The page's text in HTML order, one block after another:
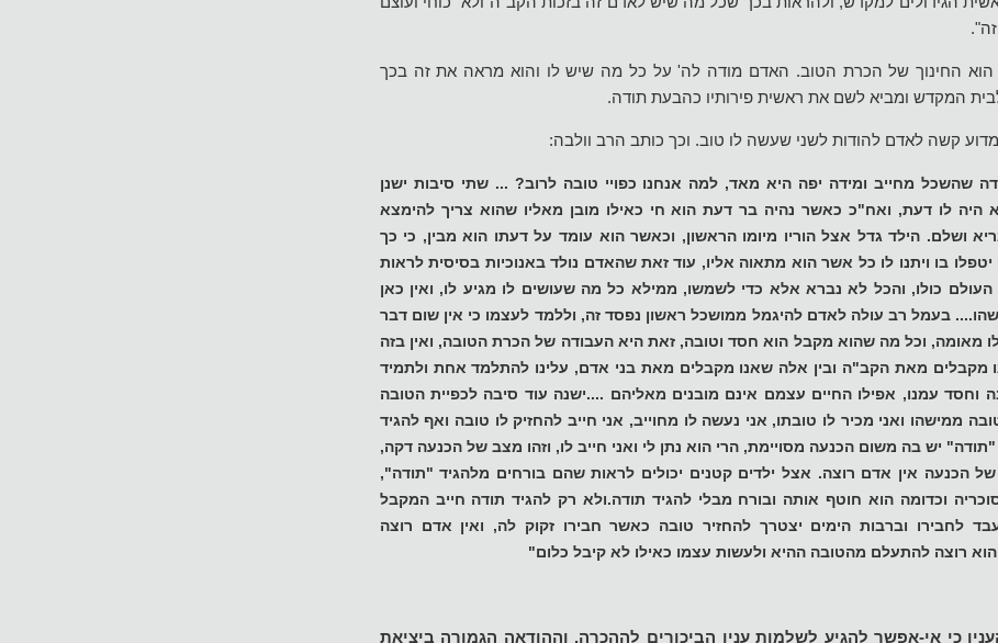
החינוך של הכרת הטוב. האדם מודה לה' על כל מה שיש לו והוא מראה את זה בכך
המקדש ומביא לשם את ראשית פירותיו כהבעת תודה.
קשה לאדם להודות לשני שעשה לו טוב. וכך כותב הרב וולבה:
שהשכל מחייב ומידה יפה היא מאד, למה אנחנו כפויי טובה לרוב? ... שתי סיבות ישנן
היה לו דעת, ואח"כ כאשר נהיה בר דעת הוא חי כאילו מובן מאליו שהוא צריך להימצא
ושלם. הילד גדל אצל הוריו מיומו הראשון, וכאשר הוא עומד על דעתו הוא מבין, כי כך
בו ויתנו לו כל אשר הוא מתאוה אליו, עוד זאת שהאדם נולד באנוכיות בסיסית לראות
כולו, והכל לא נברא אלא כדי לשמשו, ממילא כל מה שעושים לו מגיע לו, ואין כאן
בעמל רב עולה לאדם להיגמל ממושכל ראשון נפסד זה, וללמד לעצמו כי אין שום דבר
לו מאומה, וכל מה שהוא מקבל הוא חסד וטובה, זאת היא העבודה של הכרת הטובה, ואין בזה
מקבלים מאת הקב"ה ובין אלה שאנו מקבלים מאת בני אדם, עלינו להתלמד אחת ולתמיד
עמנו, אפילו החיים עצמם אינם מובנים מאליהם ....ישנה עוד סיבה לכפיית הטובה
ממישהו ואני מכיר לו טובתו, אני נעשה לו מחוייב, אני חייב להחזיק לו טובה ואף להגיד
יש בה משום הכנעה מסויימת, הרי הוא נתן לי ואני חייב לו, וזהו מצב של הכנעה דקה,
הכנעה אין אדם רוצה. אצל ילדים קטנים יכולים לראות שהם בורחים מלהגיד "תודה",
וכדומה הוא חוטף אותה ובורח מבלי להגיד תודה.ולא רק להגיד תודה חייב המקבל
לחבירו וברבות הימים יצטרך להחזיר טובה כאשר חבירו זקוק לה, ואין אדם רוצה
רוצה להתעלם מהטובה ההיא ולעשות עצמו כאילו לא קיבל כלום"
כי אי-אפשר להגיע לשלמות ענין הביכורים לההכרה, וההודאה הגמורה ביציאת